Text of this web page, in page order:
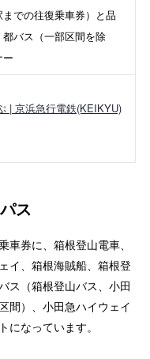
での往復乗車券）と品
バス（一部区間を除
ー
| 京浜急行電鉄(KEIKYU)
ス
券に、箱根登山電車、
イ、箱根海賊船、箱根登
ス（箱根登山バス、小田
間）、小田急ハイウェイ
なっています。